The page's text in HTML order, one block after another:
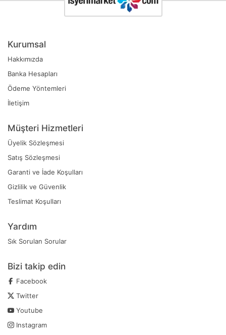
Kurumsal
Hakkımızda
Banka Hesapları
Ödeme Yöntemleri
İletişim
Müşteri Hizmetleri
Üyelik Sözleşmesi
Satış Sözleşmesi
Garanti ve İade Koşulları
Gizlilik ve Güvenlik
Teslimat Koşulları
Yardım
Sık Sorulan Sorular
Bizi takip edin
Facebook
Twitter
Youtube
Instagram